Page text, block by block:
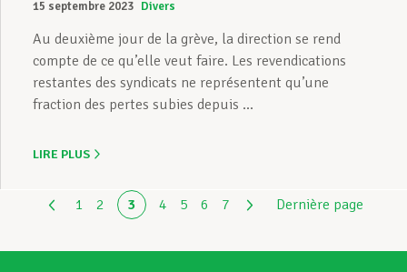
15 septembre 2023 Divers
Au deuxième jour de la grève, la direction se rend
compte de ce qu’elle veut faire. Les revendications
restantes des syndicats ne représentent qu’une
fraction des pertes subies depuis ...
LIRE PLUS
1 2 3 4 5 6 7 Dernière page